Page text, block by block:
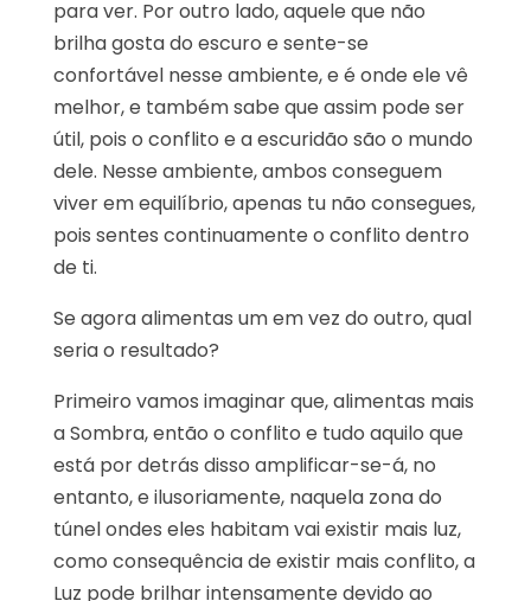
para ver. Por outro lado, aquele que não
brilha gosta do escuro e sente-se
confortável nesse ambiente, e é onde ele vê
melhor, e também sabe que assim pode ser
útil, pois o conflito e a escuridão são o mundo
dele. Nesse ambiente, ambos conseguem
viver em equilíbrio, apenas tu não consegues,
pois sentes continuamente o conflito dentro
de ti.
Se agora alimentas um em vez do outro, qual
seria o resultado?
Primeiro vamos imaginar que, alimentas mais
a Sombra, então o conflito e tudo aquilo que
está por detrás disso amplificar-se-á, no
entanto, e ilusoriamente, naquela zona do
túnel ondes eles habitam vai existir mais luz,
como consequência de existir mais conflito, a
Luz pode brilhar intensamente devido ao